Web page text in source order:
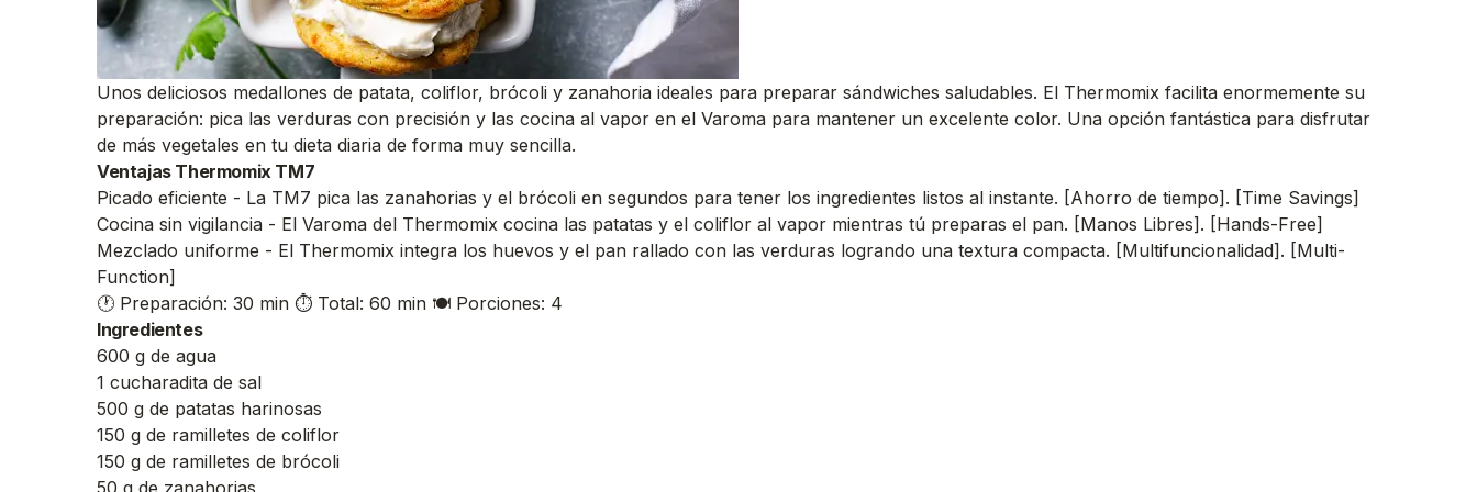
Unos deliciosos medallones de patata, coliflor, brócoli y zanahoria ideales para preparar sándwiches saludables. El Thermomix facilita enormemente su
preparación: pica las verduras con precisión y las cocina al vapor en el Varoma para mantener un excelente color. Una opción fantástica para disfrutar
de más vegetales en tu dieta diaria de forma muy sencilla.
Ventajas Thermomix TM7
Picado eficiente - La TM7 pica las zanahorias y el brócoli en segundos para tener los ingredientes listos al instante. [Ahorro de tiempo]. [Time Savings]
Cocina sin vigilancia - El Varoma del Thermomix cocina las patatas y el coliflor al vapor mientras tú preparas el pan. [Manos Libres]. [Hands-Free]
Mezclado uniforme - El Thermomix integra los huevos y el pan rallado con las verduras logrando una textura compacta. [Multifuncionalidad]. [Multi-
Function]
🕐 Preparación: 30 min ⏱️ Total: 60 min 🍽️ Porciones: 4
Ingredientes
600 g de agua
1 cucharadita de sal
500 g de patatas harinosas
150 g de ramilletes de coliflor
150 g de ramilletes de brócoli
50 g de zanahorias